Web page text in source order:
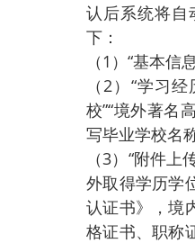
认后系统将自
下：
（1）“基本信
（2）“学习
校”“境外著名
写毕业学校名称
（3）“附件
外取得学历学
认证书》，境
格证书、职称